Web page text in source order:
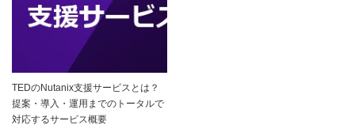
TEDのNutanix支援サービスとは？
提案・導入・運用までのトータルで
対応するサービス概要